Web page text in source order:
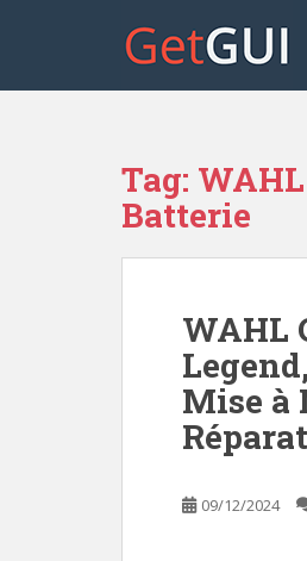
p
Tag:
Batterie
WAHL
Mise à
09/12/2024